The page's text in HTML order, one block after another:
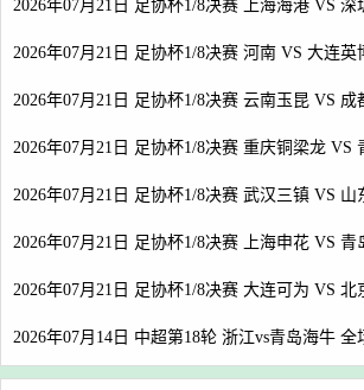
2026年07月21日 足协杯1/8决赛 上海海港 VS
2026年07月21日 足协杯1/8决赛 河南 VS 大连英
2026年07月21日 足协杯1/8决赛 云南玉昆 VS 成
2026年07月21日 足协杯1/8决赛 重庆铜梁龙 VS
2026年07月21日 足协杯1/8决赛 武汉三镇 VS 山
2026年07月21日 足协杯1/8决赛 上海申花 VS 青
2026年07月21日 足协杯1/8决赛 大连可为 VS 北
2026年07月14日 中超第18轮 浙江vs青岛海牛 全